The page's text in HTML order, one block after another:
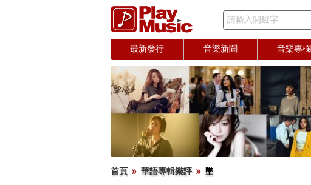
請輸入關鍵字
最新發行 音樂新聞 音樂專欄
首頁 華語專輯樂評 墜